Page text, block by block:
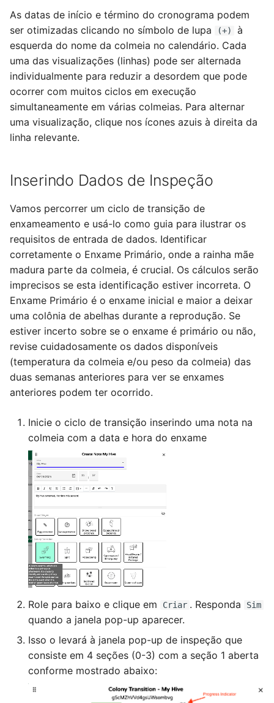
As datas de início e término do cronograma podem
ser otimizadas clicando no símbolo de lupa
(+)
à
esquerda do nome da colmeia no calendário. Cada
uma das visualizações (linhas) pode ser alternada
individualmente para reduzir a desordem que pode
ocorrer com muitos ciclos em execução
simultaneamente em várias colmeias. Para alternar
uma visualização, clique nos ícones azuis à direita da
linha relevante.
Inserindo Dados de Inspeção
Vamos percorrer um ciclo de transição de
enxameamento e usá-lo como guia para ilustrar os
requisitos de entrada de dados. Identificar
corretamente o Enxame Primário, onde a rainha mãe
madura parte da colmeia, é crucial. Os cálculos serão
imprecisos se esta identificação estiver incorreta. O
Enxame Primário é o enxame inicial e maior a deixar
uma colônia de abelhas durante a reprodução. Se
estiver incerto sobre se o enxame é primário ou não,
revise cuidadosamente os dados disponíveis
(temperatura da colmeia e/ou peso da colmeia) das
duas semanas anteriores para ver se enxames
anteriores podem ter ocorrido.
Inicie o ciclo de transição inserindo uma nota na
colmeia com a data e hora do enxame
Role para baixo e clique em Criar . Responda Sim
quando a janela pop-up aparecer.
Isso o levará à janela pop-up de inspeção que
consiste em 4 seções (0-3) com a seção 1 aberta
conforme mostrado abaixo: